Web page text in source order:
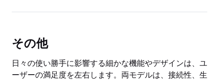
その他
日々の使い勝手に影響する細かな機能やデザインは、ユ
ーザーの満足度を左右します。両モデルは、接続性、生